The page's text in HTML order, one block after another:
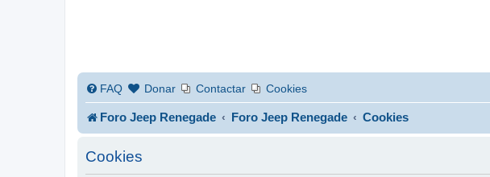
FAQ Donar Contactar Cookies
Foro Jeep Renegade Foro Jeep Renegade Cookies
Cookies